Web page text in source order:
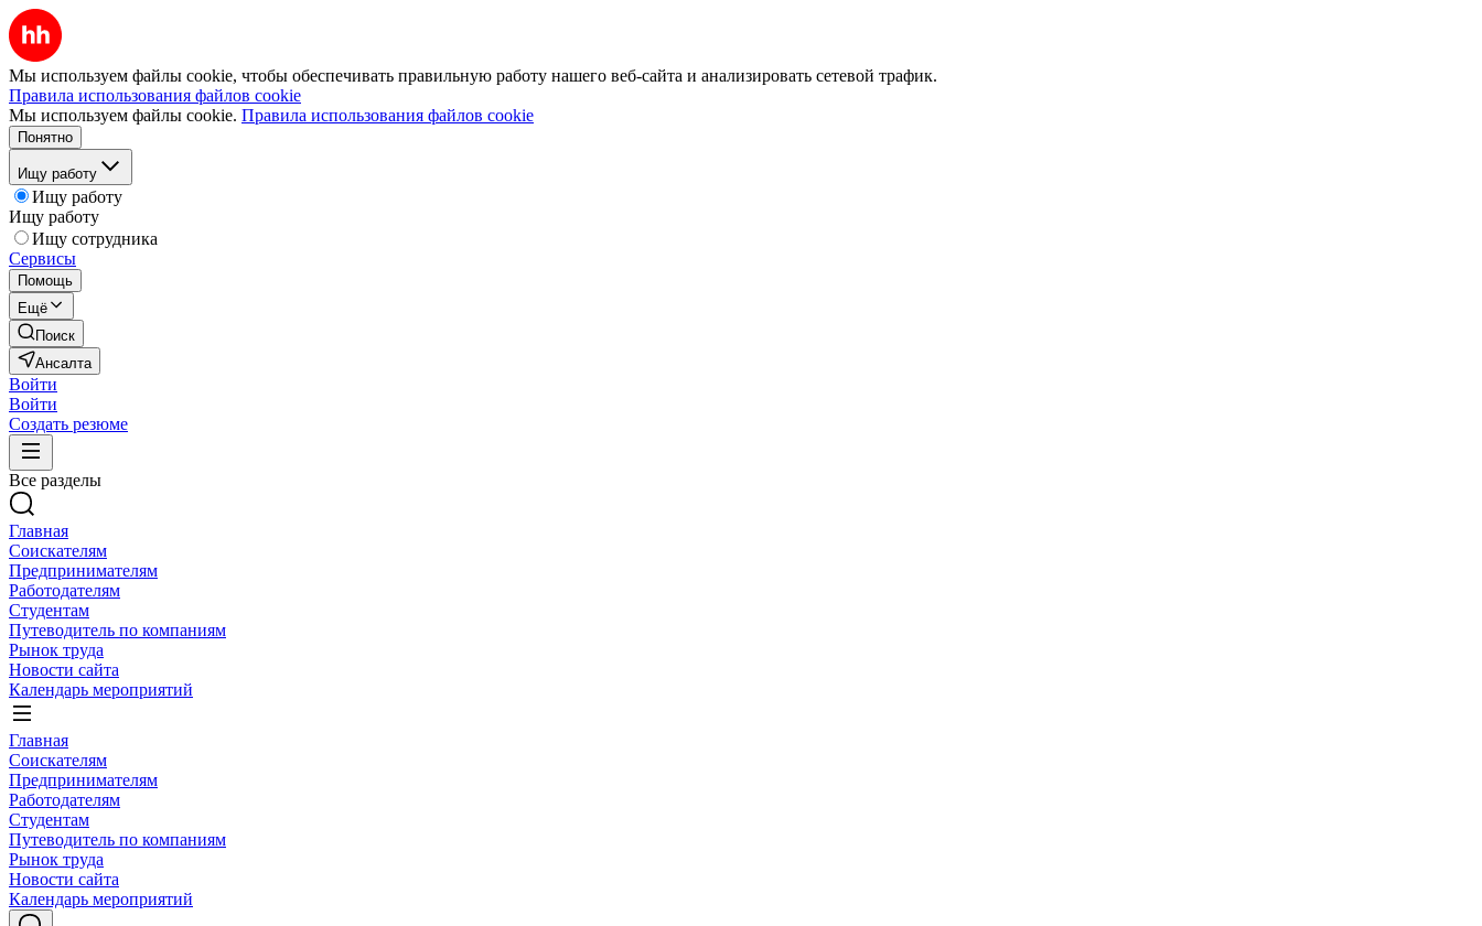
Мы используем файлы cookie, чтобы обеспечивать правильную работу нашего веб-сайта и анализировать сетевой трафик.
Правила использования файлов cookie
Мы используем файлы cookie. Правила использования файлов cookie
Понятно
Ищу работу
Ищу работу
Ищу работу
Ищу сотрудника
Сервисы
Помощь
Ещё
Поиск
Ансалта
Войти
Войти
Создать резюме
Все разделы
Главная
Соискателям
Предпринимателям
Работодателям
Студентам
Путеводитель по компаниям
Рынок труда
Новости сайта
Календарь мероприятий
Главная
Соискателям
Предпринимателям
Работодателям
Студентам
Путеводитель по компаниям
Рынок труда
Новости сайта
Календарь мероприятий